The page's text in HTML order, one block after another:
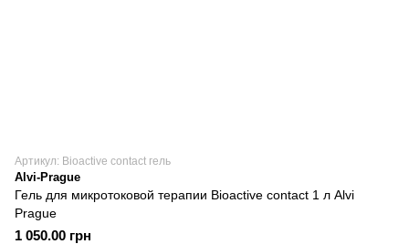
Артикул: Bioactive contact гель
Alvi-Prague
Гель для микротоковой терапии Bioactive contact 1 л Alvi
Prague
1 050.00 грн